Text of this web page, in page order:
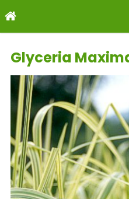
Glyceria